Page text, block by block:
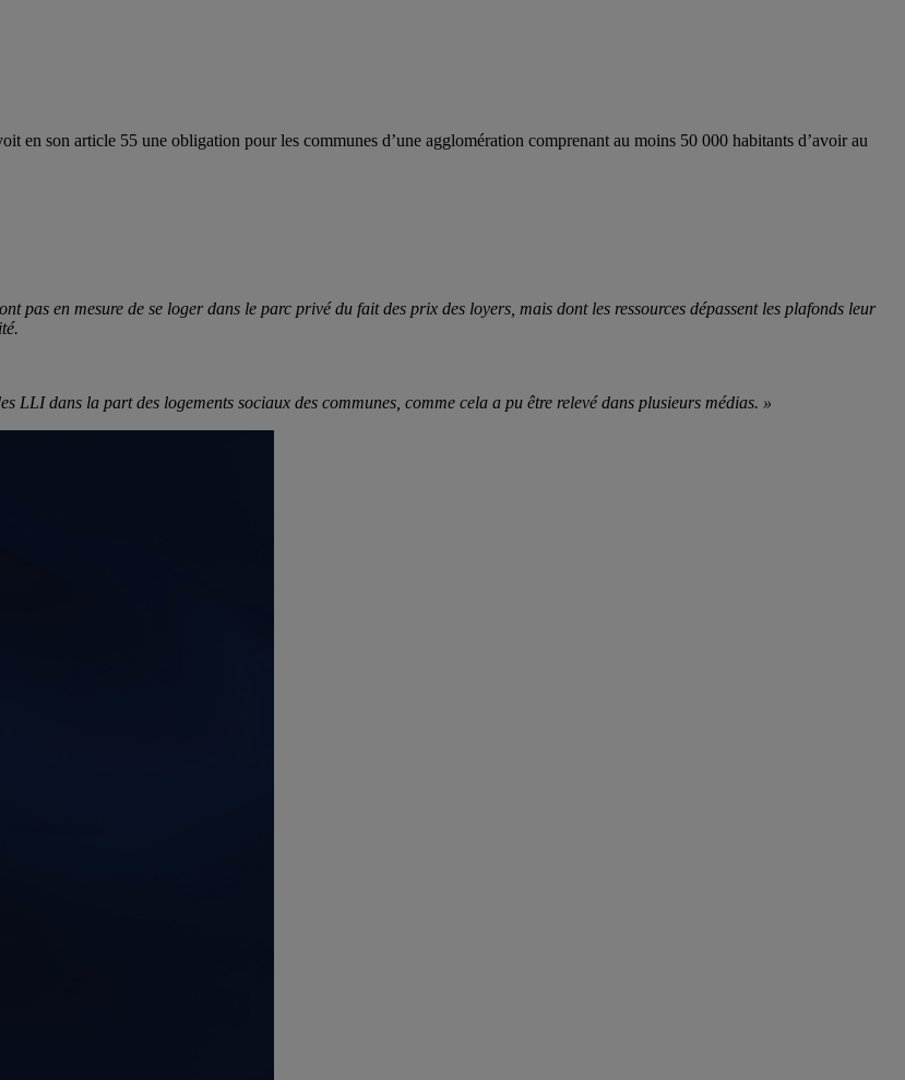
son article 55 une obligation pour les communes d’une agglomération comprenant au moins 50 000 habitants d’avoir au
pas en mesure de se loger dans le parc privé du fait des prix des loyers, mais dont les ressources dépassent les plafonds leur
dans la part des logements sociaux des communes, comme cela a pu être relevé dans plusieurs médias. »